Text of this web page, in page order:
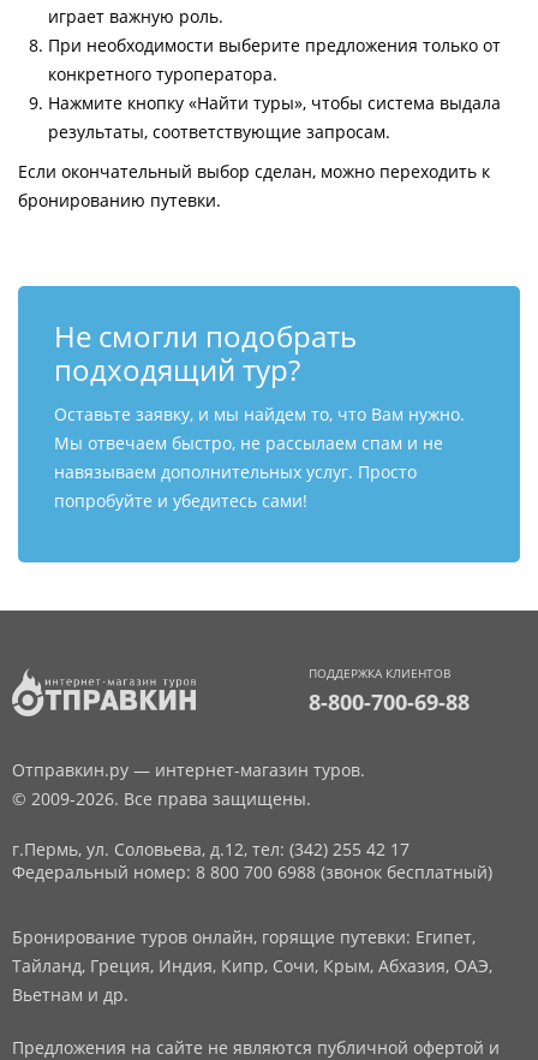
играет важную роль.
При необходимости выберите предложения только от
конкретного туроператора.
Нажмите кнопку «Найти туры», чтобы система выдала
результаты, соответствующие запросам.
Если окончательный выбор сделан, можно переходить к
бронированию путевки.
Не смогли подобрать
подходящий тур?
Оставьте заявку, и мы найдем то, что Вам нужно.
Мы отвечаем быстро, не рассылаем спам и не
навязываем дополнительных услуг. Просто
попробуйте и убедитесь сами!
ПОДДЕРЖКА КЛИЕНТОВ
8-800-700-69-88
Отправкин.ру — интернет-магазин туров.
© 2009-2026. Все права защищены.
г.Пермь, ул. Соловьева, д.12, тел: (342) 255 42 17
Федеральный номер: 8 800 700 6988 (звонок бесплатный)
Бронирование туров онлайн, горящие путевки: Египет,
Тайланд, Греция, Индия, Кипр, Сочи, Крым, Абхазия, ОАЭ,
Вьетнам и др.
Предложения на сайте не являются публичной офертой и